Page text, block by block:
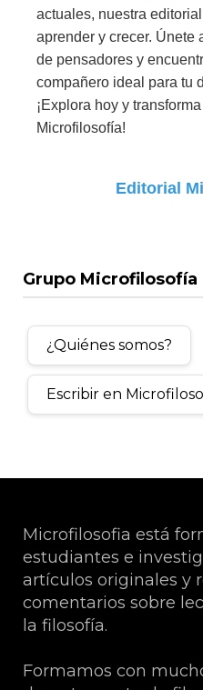
actuales, nuestra
aprender y crecer. Únete
de pensadores y
compañero ideal para tu
¡Explora hoy y
Microfilosofía!
Editorial
Grupo Microfilosofía
¿Quiénes somos?
Escribir en
Microfilosofia está
estudiantes e
artículos originales y
comentarios sobre
la filosofía.
Formamos con